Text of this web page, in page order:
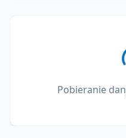
Pobieranie